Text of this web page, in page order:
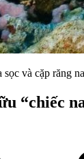
sọc và cặp răng
“chiếc